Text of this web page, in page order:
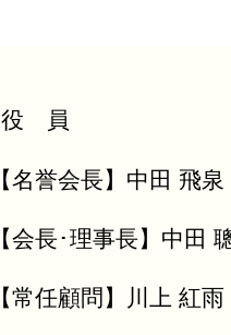
役 員
【名誉会長】中田 飛泉
【会長･理事長】中田
【常任顧問】川上 紅雨